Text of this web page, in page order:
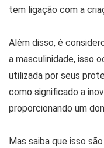
tem ligação com a
Além disso, é
a masculinidade, isso
utilizada por seus
como significado a
proporcionando um
Mas saiba que isso